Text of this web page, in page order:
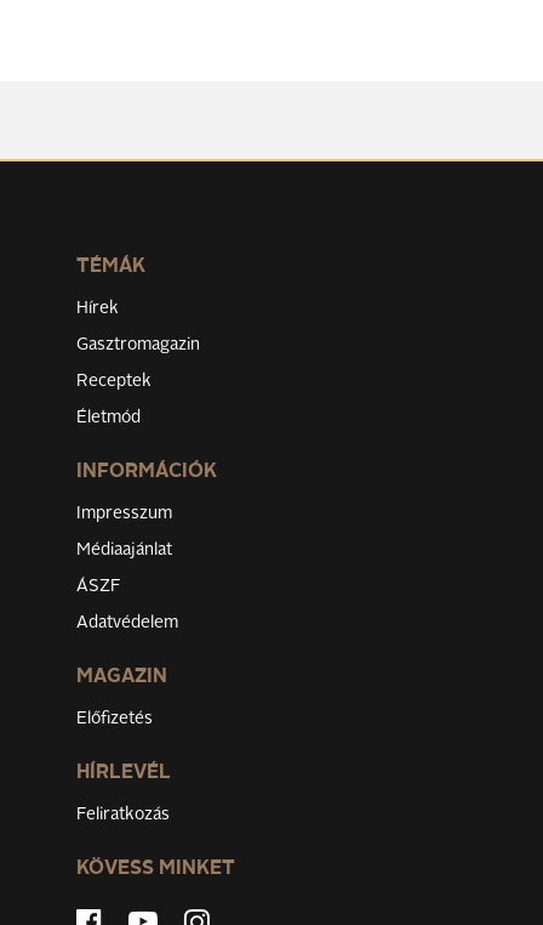
TÉMÁK
Hírek
Gasztromagazin
Receptek
Életmód
INFORMÁCIÓK
Impresszum
Médiaajánlat
ÁSZF
Adatvédelem
MAGAZIN
Előfizetés
HÍRLEVÉL
Feliratkozás
KÖVESS MINKET